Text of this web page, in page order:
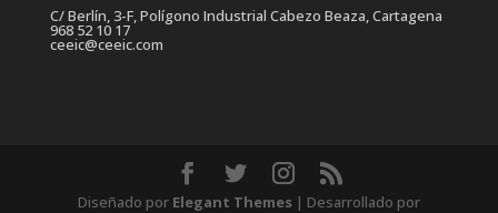
C/ Berlín, 3-F, Polígono Industrial Cabezo Beaza, Cartagena
968 52 10 17
ceeic@ceeic.com
Diseñado por Elegant Themes| Desarrollado por